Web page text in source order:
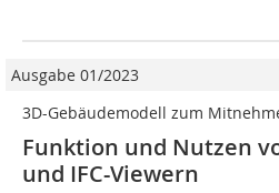
Ausgabe 01/2023
3D-Gebäudemodell zum
Funktion und Nutzen
und IFC-Viewern